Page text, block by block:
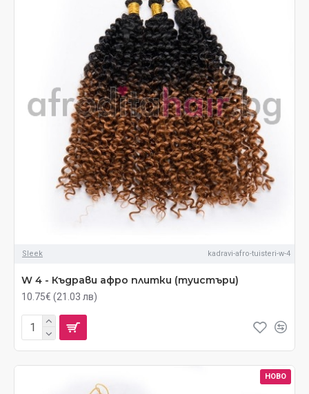
Sleek kadravi-afro-tuisteri-w-4
W 4 - Къдрави афро плитки (туистъри)
10.75€ (21.03 лв)
НОВО